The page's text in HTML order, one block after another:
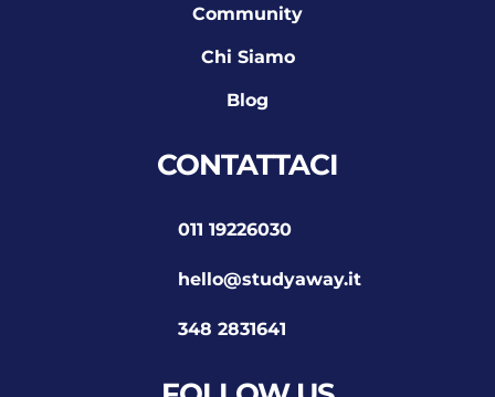
Community
Chi Siamo
Blog
CONTATTACI
011 19226030
hello@studyaway.it
348 2831641